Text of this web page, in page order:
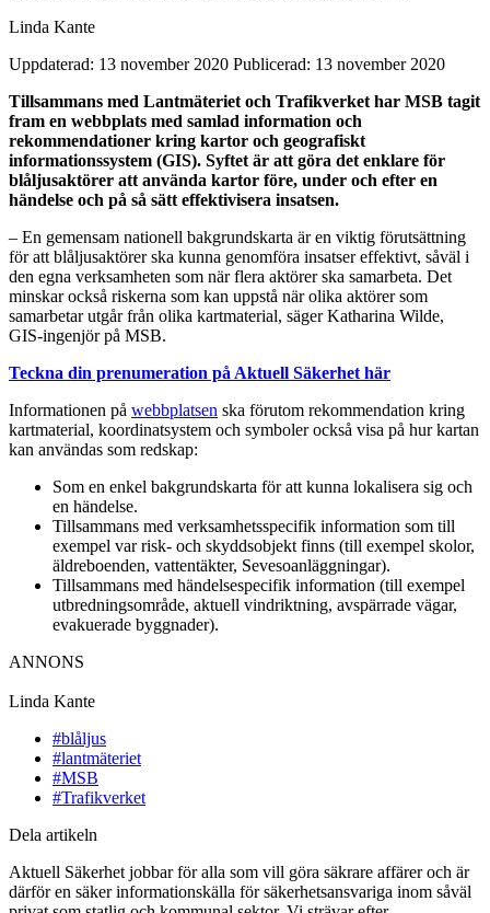
Linda Kante
Uppdaterad: 13 november 2020 Publicerad: 13 november 2020
Tillsammans med Lantmäteriet och Trafikverket har MSB tagit
fram en webbplats med samlad information och
rekommendationer kring kartor och geografiskt
informationssystem (GIS). Syftet är att göra det enklare för
blåljusaktörer att använda kartor före, under och efter en
händelse och på så sätt effektivisera insatsen.
– En gemensam nationell bakgrundskarta är en viktig förutsättning
för att blåljusaktörer ska kunna genomföra insatser effektivt, såväl i
den egna verksamheten som när flera aktörer ska samarbeta. Det
minskar också riskerna som kan uppstå när olika aktörer som
samarbetar utgår från olika kartmaterial, säger Katharina Wilde,
GIS-ingenjör på MSB.
Teckna din prenumeration på Aktuell Säkerhet här
Informationen på webbplatsen ska förutom rekommendation kring
kartmaterial, koordinatsystem och symboler också visa på hur kartan
kan användas som redskap:
Som en enkel bakgrundskarta för att kunna lokalisera sig och
en händelse.
Tillsammans med verksamhetsspecifik information som till
exempel var risk- och skyddsobjekt finns (till exempel skolor,
äldreboenden, vattentäkter, Sevesoanläggningar).
Tillsammans med händelsespecifik information (till exempel
utbredningsområde, aktuell vindriktning, avspärrade vägar,
evakuerade byggnader).
ANNONS
Linda Kante
#blåljus
#lantmäteriet
#MSB
#Trafikverket
Dela artikeln
Aktuell Säkerhet jobbar för alla som vill göra säkrare affärer och är
därför en säker informationskälla för säkerhetsansvariga inom såväl